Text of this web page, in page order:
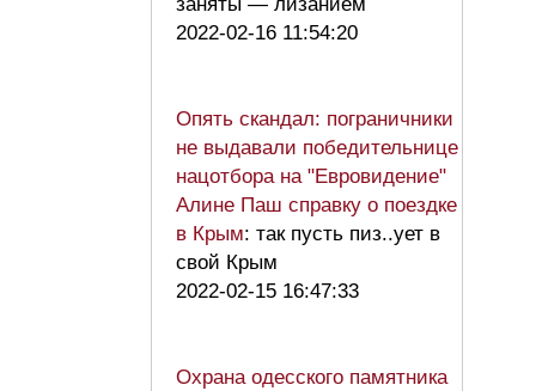
заняты — лизанием
2022-02-16 11:54:20
Опять скандал: пограничники
не выдавали победительнице
нацотбора на "Евровидение"
Алине Паш справку о поездке
в Крым: так пусть пиз..ует в
свой Крым
2022-02-15 16:47:33
Охрана одесского памятника